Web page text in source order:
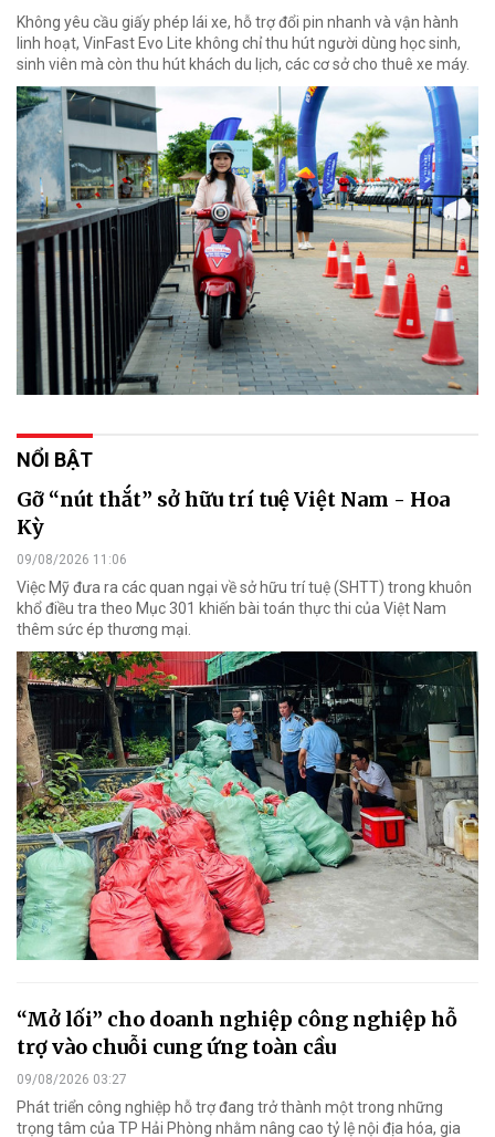
Không yêu cầu giấy phép lái xe, hỗ trợ đổi pin nhanh và vận hành
linh hoạt, VinFast Evo Lite không chỉ thu hút người dùng học sinh,
sinh viên mà còn thu hút khách du lịch, các cơ sở cho thuê xe máy.
NỔI BẬT
Gỡ “nút thắt” sở hữu trí tuệ Việt Nam - Hoa
Kỳ
09/08/2026 11:06
Việc Mỹ đưa ra các quan ngại về sở hữu trí tuệ (SHTT) trong khuôn
khổ điều tra theo Mục 301 khiến bài toán thực thi của Việt Nam
thêm sức ép thương mại.
“Mở lối” cho doanh nghiệp công nghiệp hỗ
trợ vào chuỗi cung ứng toàn cầu
09/08/2026 03:27
Phát triển công nghiệp hỗ trợ đang trở thành một trong những
trọng tâm của TP Hải Phòng nhằm nâng cao tỷ lệ nội địa hóa, gia